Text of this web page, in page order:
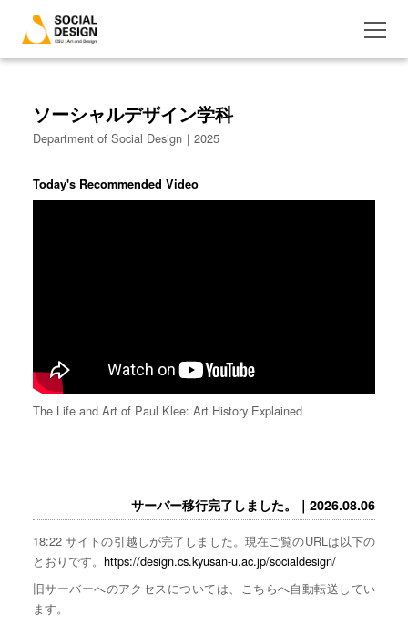
ソーシャルデザイン学科
Department of Social Design｜2025
Today's Recommended Video
The Life and Art of Paul Klee: Art History Explained
サーバー移行完了しました。｜2026.08.06
18:22 サイトの引越しが完了しました。現在ご覧のURLは以下の
とおりです。 https://design.cs.kyusan-u.ac.jp/socialdesign/
旧サーバーへのアクセスについては、こちらへ自動転送してい
ます。